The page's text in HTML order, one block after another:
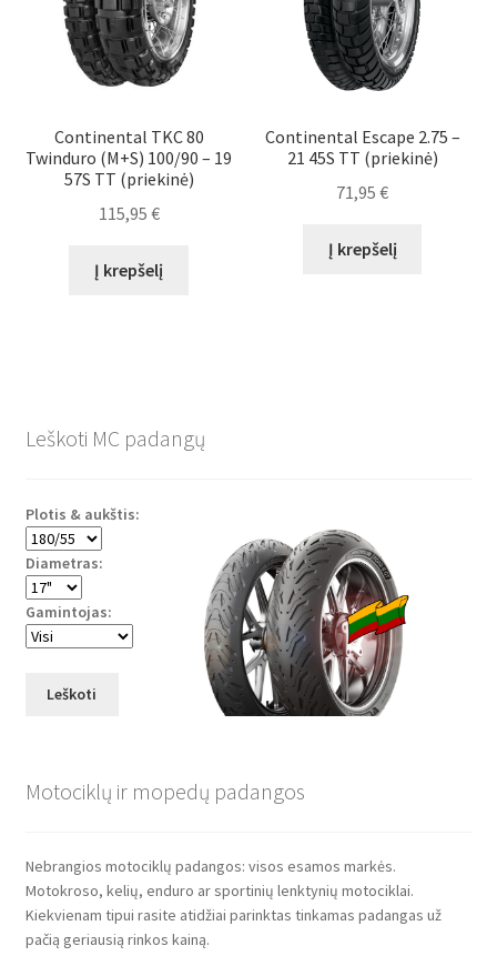
Continental TKC 80
Twinduro (M+S) 100/90 – 19
57S TT (priekinė)
115,95 €
Į krepšelį
Continental Escape 2.75 –
21 45S TT (priekinė)
71,95€
Į krepšelį
Leškoti MC padangų
Plotis & aukštis:
Diametras:
Gamintojas:
Leškoti
Motociklų ir mopedų padangos
Nebrangios motociklų padangos: visos esamos markės.
Motokroso, kelių, enduro ar sportinių lenktynių motociklai.
Kiekvienam tipui rasite atidžiai parinktas tinkamas padangas už
pačią geriausią rinkos kainą.